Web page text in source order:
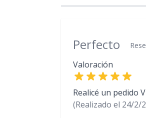
Perfecto
Valoración
Realicé un pedido
(Realizado el 24/2/